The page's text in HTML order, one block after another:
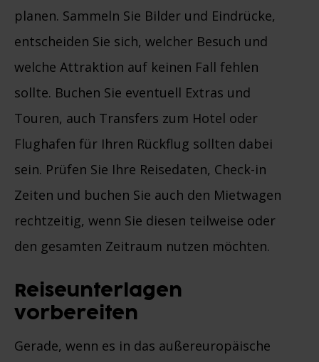
planen. Sammeln Sie Bilder und Eindrücke,
entscheiden Sie sich, welcher Besuch und
welche Attraktion auf keinen Fall fehlen
sollte. Buchen Sie eventuell Extras und
Touren, auch Transfers zum Hotel oder
Flughafen für Ihren Rückflug sollten dabei
sein. Prüfen Sie Ihre Reisedaten, Check-in
Zeiten und buchen Sie auch den Mietwagen
rechtzeitig, wenn Sie diesen teilweise oder
den gesamten Zeitraum nutzen möchten.
Reiseunterlagen
vorbereiten
Gerade, wenn es in das außereuropäische